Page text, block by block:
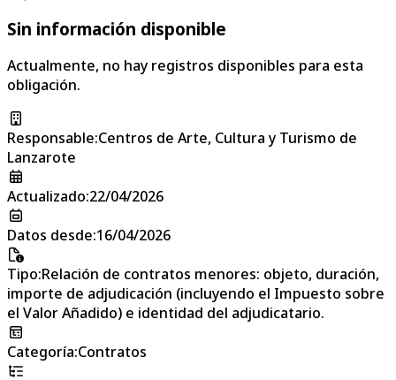
Sin información disponible
Actualmente, no hay registros disponibles para esta
obligación.
Responsable:Centros de Arte, Cultura y Turismo de
Lanzarote
Actualizado:22/04/2026
Datos desde:16/04/2026
Tipo:Relación de contratos menores: objeto, duración,
importe de adjudicación (incluyendo el Impuesto sobre
el Valor Añadido) e identidad del adjudicatario.
Categoría:Contratos